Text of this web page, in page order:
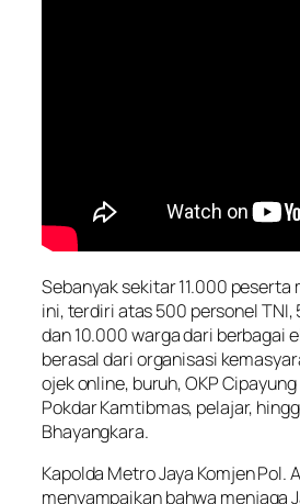
Sebanyak sekitar 11.000 peserta
ini, terdiri atas 500 personel TNI,
dan 10.000 warga dari berbagai
berasal dari organisasi
ojek online, buruh, OKP
Pokdar Kamtibmas, pelajar,
Bhayangkara.
Kapolda Metro Jaya Komjen Pol.
menyampaikan bahwa menjaga